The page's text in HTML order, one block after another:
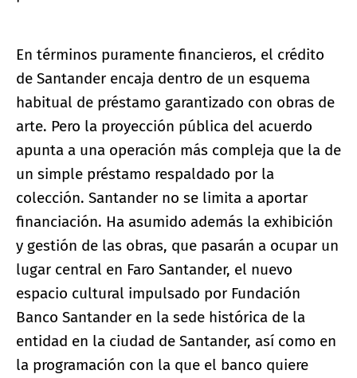
En términos puramente financieros, el crédito
de Santander encaja dentro de un esquema
habitual de préstamo garantizado con obras de
arte. Pero la proyección pública del acuerdo
apunta a una operación más compleja que la de
un simple préstamo respaldado por la
colección. Santander no se limita a aportar
financiación. Ha asumido además la exhibición
y gestión de las obras, que pasarán a ocupar un
lugar central en Faro Santander, el nuevo
espacio cultural impulsado por Fundación
Banco Santander en la sede histórica de la
entidad en la ciudad de Santander, así como en
la programación con la que el banco quiere